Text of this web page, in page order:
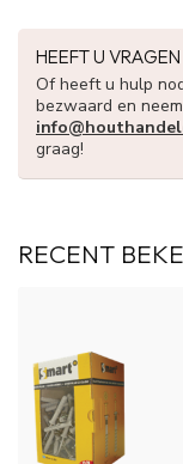
HEEFT U
Of heeft u hulp
bezwaard en
graag!
RECENT